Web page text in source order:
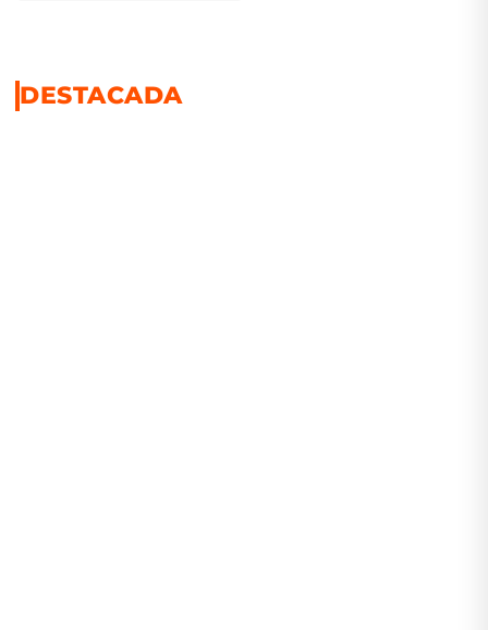
DESTACADA